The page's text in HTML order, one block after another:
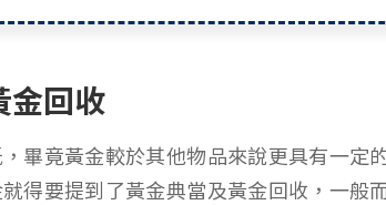
金回收
畢竟黃金較於其他物品來說更具有一定
得要提到了黃金典當及黃金回收，一般